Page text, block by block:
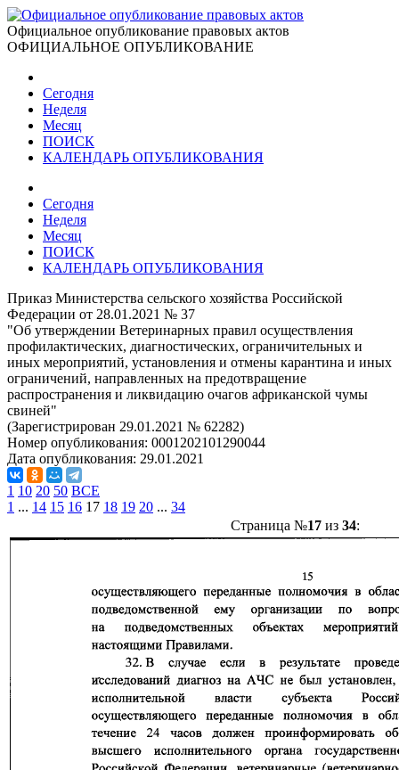
Официальное опубликование правовых актов
ОФИЦИАЛЬНОЕ ОПУБЛИКОВАНИЕ
Сегодня
Неделя
Месяц
ПОИСК
КАЛЕНДАРЬ ОПУБЛИКОВАНИЯ
Сегодня
Неделя
Месяц
ПОИСК
КАЛЕНДАРЬ ОПУБЛИКОВАНИЯ
Приказ Министерства сельского хозяйства Российской
Федерации от 28.01.2021 № 37
"Об утверждении Ветеринарных правил осуществления
профилактических, диагностических, ограничительных и
иных мероприятий, установления и отмены карантина и иных
ограничений, направленных на предотвращение
распространения и ликвидацию очагов африканской чумы
свиней"
(Зарегистрирован 29.01.2021 № 62282)
Номер опубликования: 0001202101290044
Дата опубликования: 29.01.2021
1 10 20 50 ВСЕ
1 ... 14 15 16 17 18 19 20 ... 34
Страница №17из 34: